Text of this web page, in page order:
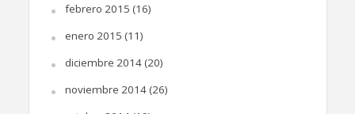
febrero 2015 (16)
enero 2015 (11)
diciembre 2014(20)
noviembre 2014(26)